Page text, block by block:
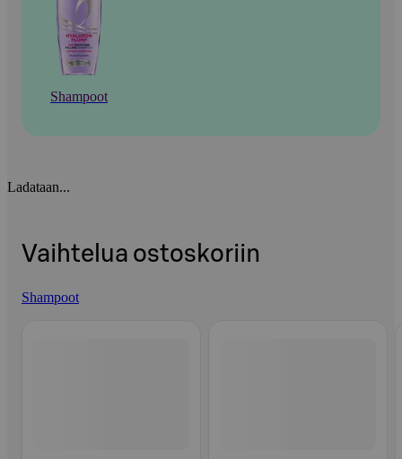
Shampoot
Ladataan...
Vaihtelua ostoskoriin
Shampoot